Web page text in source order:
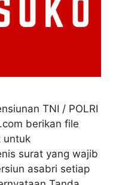
TNI / POLRI
berikan file
untuk
surat yang wajib
asabri setiap